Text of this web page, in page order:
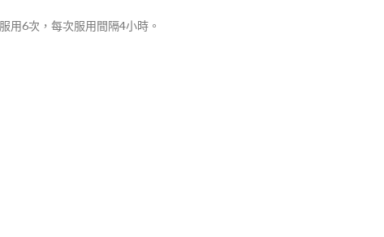
用6次，每次服用間隔4小時。